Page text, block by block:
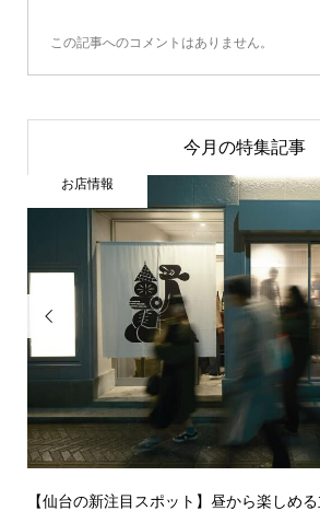
この記事へのコメントはありません。
今月の特集記事

【仙台の新注目スポット】昼から楽しめ
お店情報